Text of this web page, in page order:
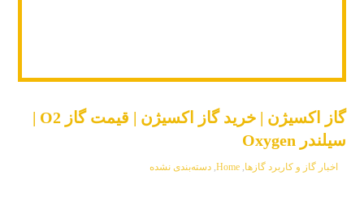
گاز اکسیژن | خرید گاز اکسیژن | قیمت گاز O2 |
سیلندر Oxygen
اخبار گاز و کاربرد گازها ,
Home
,دسته‌بندی نشده